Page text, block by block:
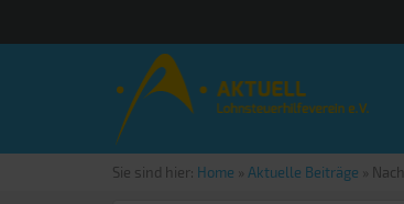
Sie sind hier: Home » Aktuelle Beiträge »